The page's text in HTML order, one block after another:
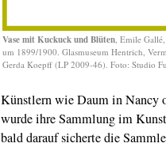
Vase mit Kuckuck und Blüten , Emile
um 1899/1900. Glasmuseum Hentrich,
Gerda Koepff (LP 2009-46). Foto: Studio
Künstlern wie Daum in Nancy
wurde ihre Sammlung im
bald darauf sicherte die